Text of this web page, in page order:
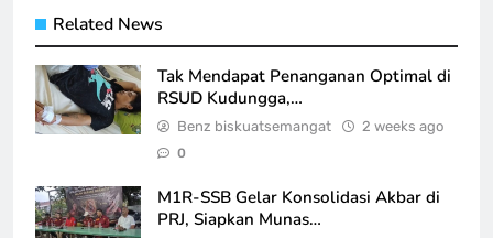
Related News
Tak Mendapat Penanganan Optimal di
RSUD Kudungga,…
Benz biskuatsemangat 2 weeks ago
0
M1R-SSB Gelar Konsolidasi Akbar di
PRJ, Siapkan Munas…